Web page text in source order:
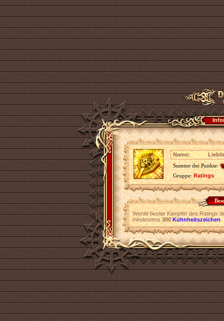
Name:
Summe der Punkte:
Gruppe:Ratings
Werde bester Kämpfer des Ratings
mindestens300 Kühnheitszeichen.